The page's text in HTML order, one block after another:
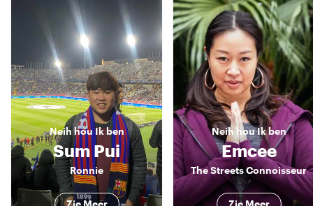
Neih hou Ik ben
Sum Pui
Ronnie
Zie Meer
Neih houIk ben
Emcee
The Streets Connoisseur
Zie Meer